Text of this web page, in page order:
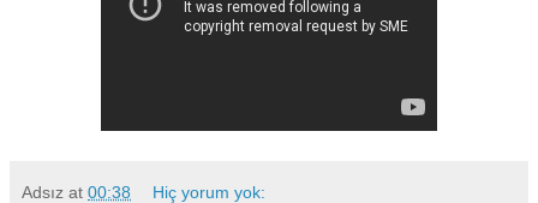
Adsız at 00:38 Hiç yorum yok: